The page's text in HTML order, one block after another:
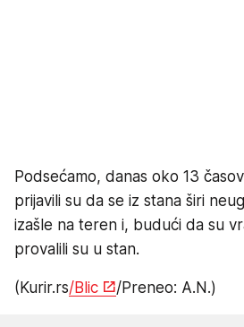
Podsećamo, danas oko 13
prijavili su da se iz stana širi
izašle na teren i, budući da su
provalili su u stan.
(Kurir.rs/Blic /Preneo: A.N.)